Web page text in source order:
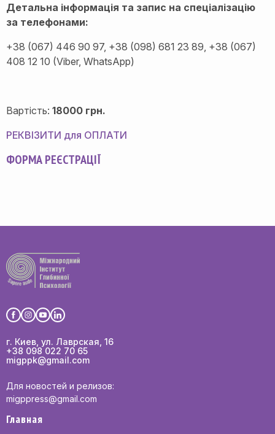
Детальна інформація та запис на спеціалізацію
за телефонами:
+38 (067) 446 90 97, +38 (098) 681 23 89, +38 (067)
408 12 10 (Viber, WhatsApp)
Вартість: 18000 грн.
РЕКВІЗИТИ для ОПЛАТИ
ФОРМА РЕЄСТРАЦІЇ
г. Киев, ул. Лаврская, 16
+38 098 022 70 65
migppk@gmail.com
Для новостей и релизов:
migppress@gmail.com
Главная